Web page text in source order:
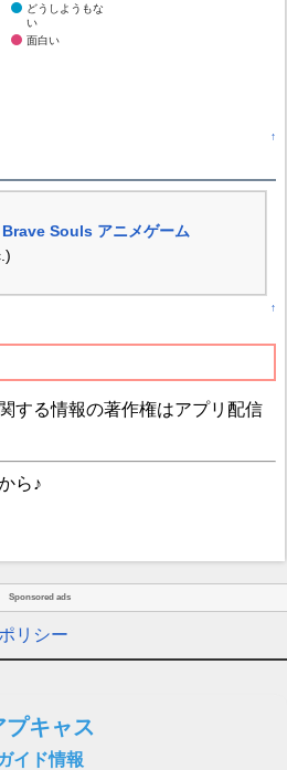
どうしようもな
い
面白い
↑
Souls アニメゲーム
↑
する情報の著作権はアプリ配信
ら♪
Sponsored ads
リシー
プキャス
イド情報